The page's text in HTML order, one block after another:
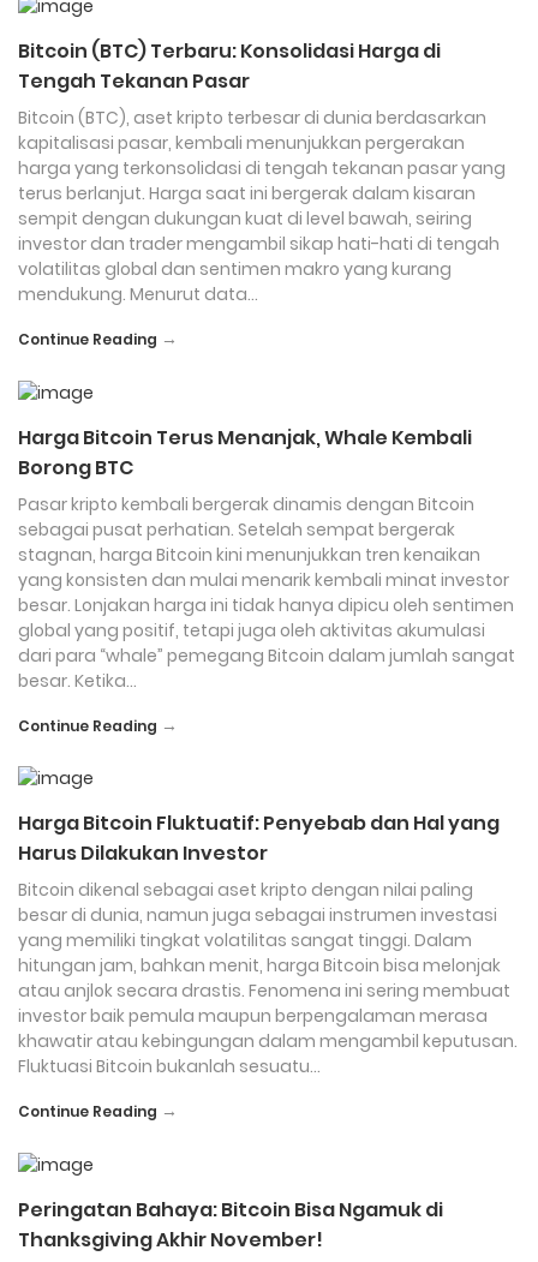
Bitcoin (BTC) Terbaru: Konsolidasi Harga di
Tengah Tekanan Pasar
Bitcoin (BTC), aset kripto terbesar di dunia berdasarkan
kapitalisasi pasar, kembali menunjukkan pergerakan
harga yang terkonsolidasi di tengah tekanan pasar yang
terus berlanjut. Harga saat ini bergerak dalam kisaran
sempit dengan dukungan kuat di level bawah, seiring
investor dan trader mengambil sikap hati-hati di tengah
volatilitas global dan sentimen makro yang kurang
mendukung. Menurut data…
Continue Reading →
Harga Bitcoin Terus Menanjak, Whale Kembali
Borong BTC
Pasar kripto kembali bergerak dinamis dengan Bitcoin
sebagai pusat perhatian. Setelah sempat bergerak
stagnan, harga Bitcoin kini menunjukkan tren kenaikan
yang konsisten dan mulai menarik kembali minat investor
besar. Lonjakan harga ini tidak hanya dipicu oleh sentimen
global yang positif, tetapi juga oleh aktivitas akumulasi
dari para “whale” pemegang Bitcoin dalam jumlah sangat
besar. Ketika…
Continue Reading →
Harga Bitcoin Fluktuatif: Penyebab dan Hal yang
Harus Dilakukan Investor
Bitcoin dikenal sebagai aset kripto dengan nilai paling
besar di dunia, namun juga sebagai instrumen investasi
yang memiliki tingkat volatilitas sangat tinggi. Dalam
hitungan jam, bahkan menit, harga Bitcoin bisa melonjak
atau anjlok secara drastis. Fenomena ini sering membuat
investor baik pemula maupun berpengalaman merasa
khawatir atau kebingungan dalam mengambil keputusan.
Fluktuasi Bitcoin bukanlah sesuatu…
Continue Reading →
Peringatan Bahaya: Bitcoin Bisa Ngamuk di
Thanksgiving Akhir November!